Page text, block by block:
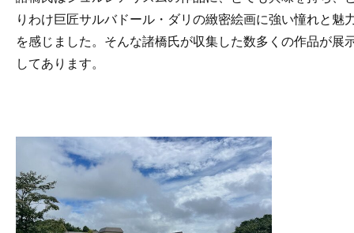
りわけ巨匠サルバドール・ダリの緻密絵画に強い憧れと魅
を感じました。そんな諸橋氏が収集した数多くの作品が展
してあります。